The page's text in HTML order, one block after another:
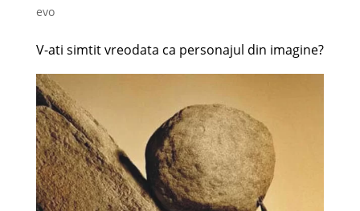
evo
V-ati simtit vreodata ca personajul din imagine?